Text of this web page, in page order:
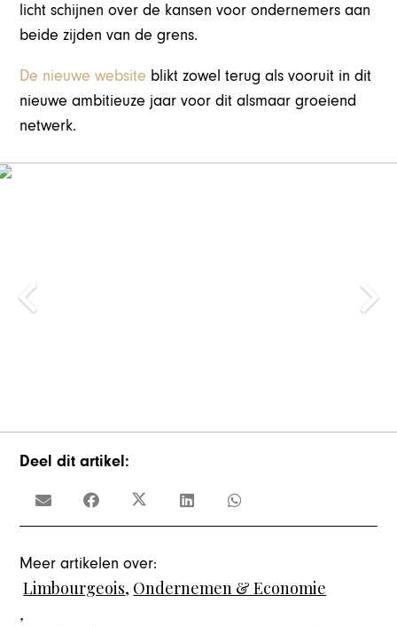
licht schijnen over de kansen voor ondernemers aan
beide zijden van de grens.
De nieuwe website blikt zowel terug als vooruit in dit
nieuwe ambitieuze jaar voor dit alsmaar groeiend
netwerk.
Deel dit artikel:
Meer artikelen over:
Limbourgeois, Ondernemen & Economie
,